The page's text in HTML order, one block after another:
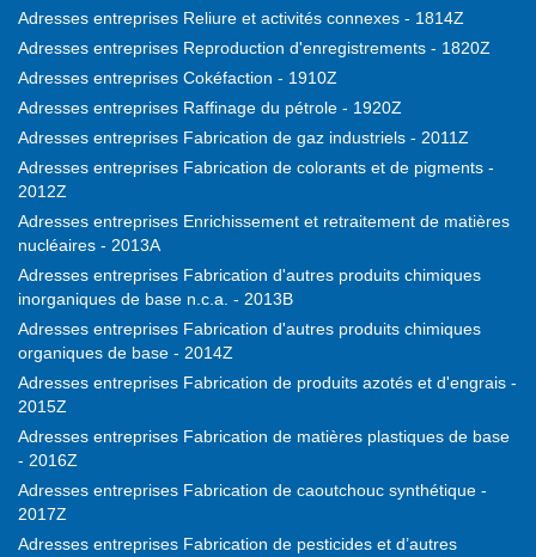
Adresses entreprises Reliure et activités connexes - 1814Z
Adresses entreprises Reproduction d'enregistrements - 1820Z
Adresses entreprises Cokéfaction - 1910Z
Adresses entreprises Raffinage du pétrole - 1920Z
Adresses entreprises Fabrication de gaz industriels - 2011Z
Adresses entreprises Fabrication de colorants et de pigments -
2012Z
Adresses entreprises Enrichissement et retraitement de matières
nucléaires - 2013A
Adresses entreprises Fabrication d'autres produits chimiques
inorganiques de base n.c.a. - 2013B
Adresses entreprises Fabrication d'autres produits chimiques
organiques de base - 2014Z
Adresses entreprises Fabrication de produits azotés et d'engrais -
2015Z
Adresses entreprises Fabrication de matières plastiques de base
- 2016Z
Adresses entreprises Fabrication de caoutchouc synthétique -
2017Z
Adresses entreprises Fabrication de pesticides et d’autres